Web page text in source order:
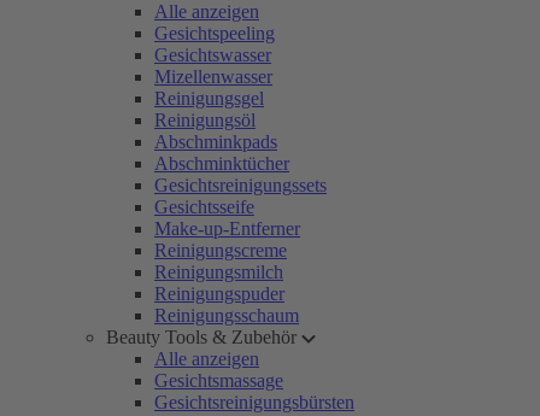
Alle anzeigen
Gesichtspeeling
Gesichtswasser
Mizellenwasser
Reinigungsgel
Reinigungsöl
Abschminkpads
Abschminktücher
Gesichtsreinigungssets
Gesichtsseife
Make-up-Entferner
Reinigungscreme
Reinigungsmilch
Reinigungspuder
Reinigungsschaum
Beauty Tools & Zubehör
Alle anzeigen
Gesichtsmassage
Gesichtsreinigungsbürsten